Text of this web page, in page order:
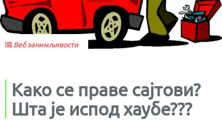
Веб занимљивости
Како се праве сајтови?
Шта је испод хаубе???